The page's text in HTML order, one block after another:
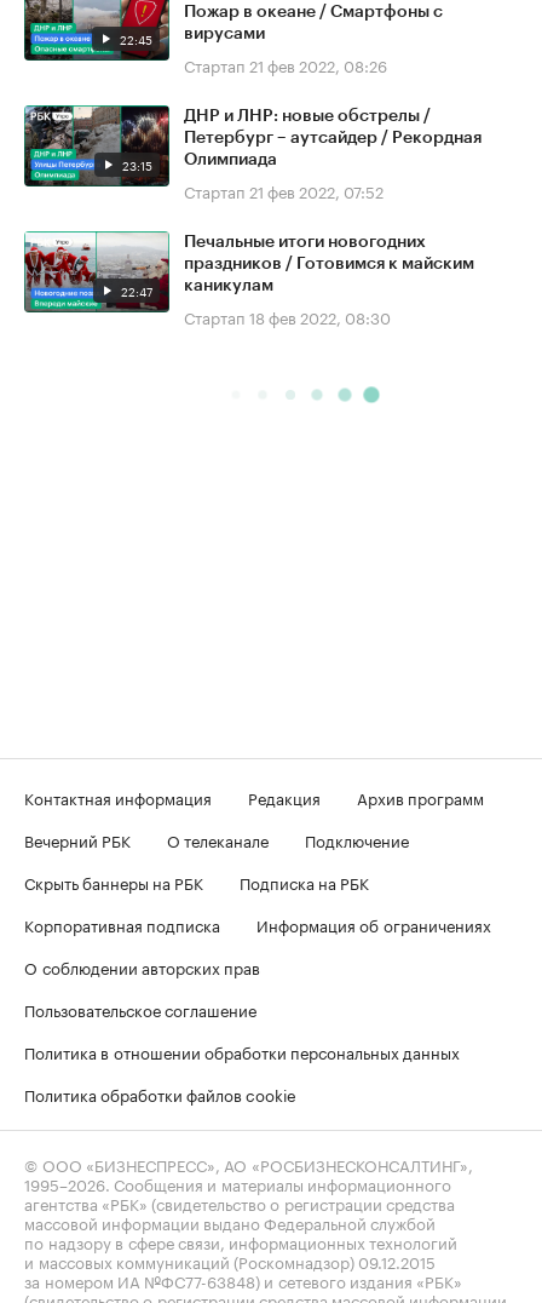
22:45
Пожар в океане / Смартфоны с
вирусами
Стартап 21 фев 2022, 08:26
23:15
ДНР и ЛНР: новые обстрелы /
Петербург – аутсайдер / Рекордная
Олимпиада
Стартап 21 фев 2022, 07:52
22:47
Печальные итоги новогодних
праздников / Готовимся к майским
каникулам
Стартап 18 фев 2022, 08:30
Контактная информация Редакция
Архив программ
Вечерний РБК
О телеканале
Подключение
Скрыть баннеры на РБК
Подписка на РБК
Корпоративная подписка
Информация об ограничениях
О соблюдении авторских прав
Пользовательское соглашение
Политика в отношении обработки персональных данных
Политика обработки файлов cookie
© ООО «БИЗНЕСПРЕСС», АО «РОСБИЗНЕСКОНСАЛТИНГ»,
1995–2026 . Сообщения и материалы информационного
агентства «РБК» (свидетельство о регистрации средства
массовой информации выдано Федеральной службой
по надзору в сфере связи, информационных технологий
и массовых коммуникаций (Роскомнадзор) 09.12.2015
за номером ИА №ФС77-63848) и сетевого издания «РБК»